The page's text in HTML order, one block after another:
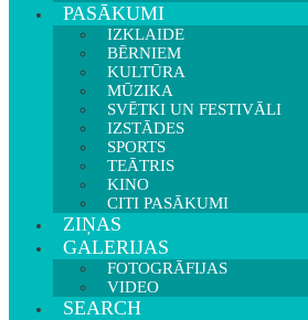
PASĀKUMI
IZKLAIDE
BĒRNIEM
KULTŪRA
MŪZIKA
SVĒTKI UN FESTIVĀLI
IZSTĀDES
SPORTS
TEĀTRIS
KINO
CITI PASĀKUMI
ZIŅAS
GALERIJAS
FOTOGRĀFIJAS
VIDEO
SEARCH